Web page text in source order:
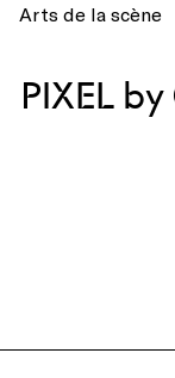
Arts de la scène
PIXEL